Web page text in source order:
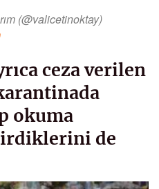
(@valicetinoktay)
ceza verilen
okuma
de